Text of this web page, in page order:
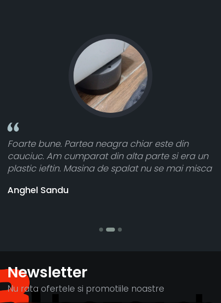
Partea neagra chiar este din
cumparat din alta parte si era un
Masina de spalat nu se mai misca
Toate sunt
atât de
cele 8
Newsletter
Nu rata ofertele si promotiile noastre